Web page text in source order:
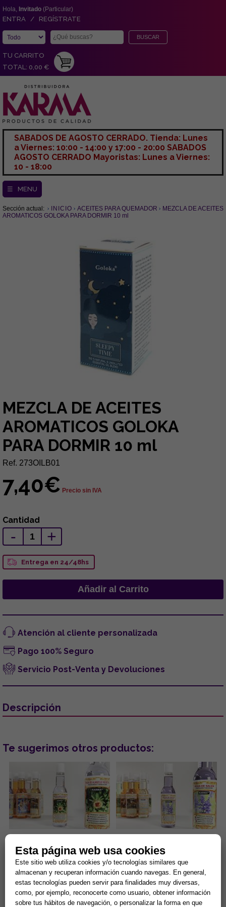
Hola, Invitado (Particular)
ENTRA / REGÍSTRATE
TU CARRITO
TOTAL: 0,00 €
SABADOS DE AGOSTO CERRADO. Tienda: Lunes
a Viernes: 10:00 - 14:00 y 17:00 - 20:00 SABADOS
AGOSTO CERRADO Mayoristas: Lunes a Viernes:
10 - 18:00
☰ MENU
Sección actual: INICIO ACEITES PARA QUEMADOR
MEZCLA DE ACEITES
AROMATICOS GOLOKA PARA DORMIR 10 ml
MEZCLA DE ACEITES
AROMATICOS GOLOKA
PARA DORMIR 10 ml
Ref. 273OILB01
7,40€ Precio sin IVA
Cantidad
- +
Entrega en 24/48hs
Atención al cliente personalizada
Pago 100% Seguro
Servicio Post-Venta y Devoluciones
Descripción
Te sugerimos otros productos:
200 ml. (PROSPERIDAD Y
SENSUALIDAD))
Válido para uso tópico. ...
7,98 € =5,59 €
(PURIFICACION Y
PROTECCION)
Válido para uso tópico. ...
7,98 €
Esta página web usa cookies
Este sitio web utiliza cookies y/o tecnologías similares que
almacenan y recuperan información cuando navegas. En general,
estas tecnologías pueden servir para finalidades muy diversas,
como, por ejemplo, reconocerte como usuario, obtener información
sobre tus hábitos de navegación, o personalizar la forma en que